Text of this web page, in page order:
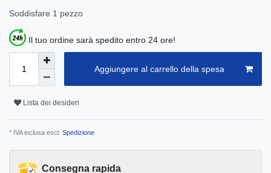
Soddisfare 1 pezzo
Il tuo ordine sarà spedito entro 24 ore!
Aggiungere al carrello della spesa
Lista dei desideri
* IVA inclusa escl. Spedizione
Consegna rapida